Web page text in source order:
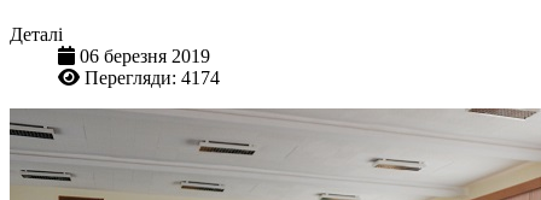
Деталі
06 березня 2019
Перегляди: 4174